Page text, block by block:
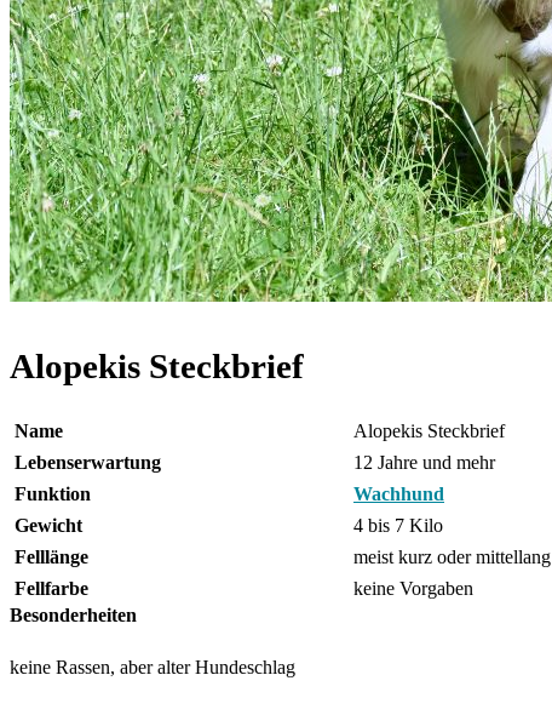
Alopekis Steckbrief
Name Alopekis Steckbrief
Lebenserwartung
12 Jahre und mehr
Funktion
Wachhund
Gewicht
4 bis 7 Kilo
Felllänge
meist kurz oder mittellang
Fellfarbe
keine Vorgaben
Besonderheiten
keine Rassen, aber alter Hundeschlag